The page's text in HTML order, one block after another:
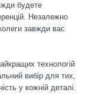
будете
Незалежно
завжди вас
технологій
вибір для тих,
у кожній деталі.